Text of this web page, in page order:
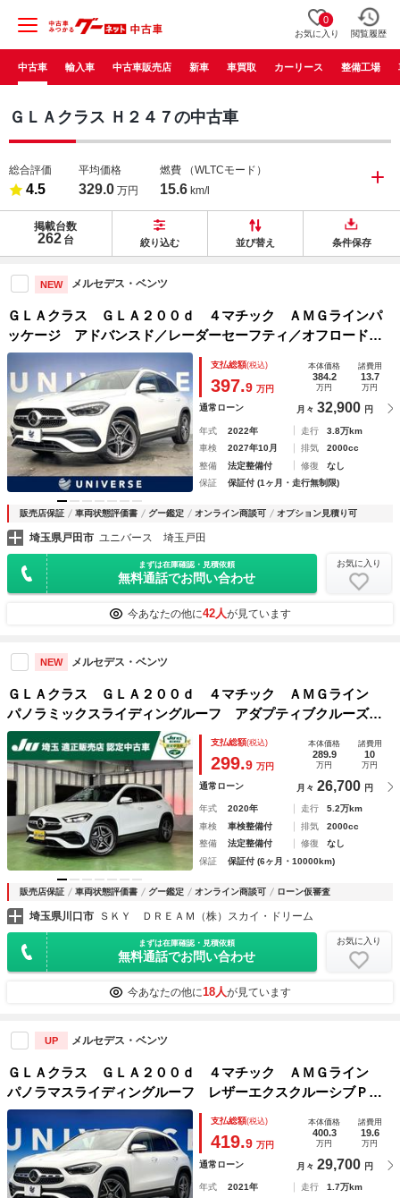
0
お気に入り 閲覧履歴
中古車 輸入車 中古車販売店 新車 車買取 カーリース 整備工場
ＧＬＡクラス Ｈ２４７の中古車
総合評価
4.5
平均価格
329.0 万円
燃費 （WLTCモード）
15.6 km/l
掲載台数
262 台 絞り込む 並び替え 条件保存
NEW メルセデス・ベンツ
ＧＬＡクラス ＧＬＡ２００ｄ ４マチック ＡＭＧラインパ
ッケージ アドバンスド／レーダーセーフティ／オフロードエ
ンジニアリングＰＫＧ サンルーフ 純正ナビ ３６０度カメ
ラ ＬＥＤライト 半革シート 電動リアゲート 純正１９
ＡＷ ハイビームアシスト パドルシフト
支払総額(税込)
397.9 万円
本体価格
384.2
万円
諸費用
13.7
万円
通常ローン 月々 32,900 円
年式 2022年 走行
3.8万km
車検
2027年10月 排気
2000cc
整備
法定整備付 修復
なし
保証
保証付 (1ヶ月・走行無制限)
販売店保証 車両状態評価書 グー鑑定 オンライン商談可 オプション見積り可
埼玉県戸田市 ユニバース 埼玉戸田
まずは在庫確認・見積依頼
無料通話でお問い合わせ
お気に入り
今あなたの他に42人が見ています
NEW メルセデス・ベンツ
ＧＬＡクラス ＧＬＡ２００ｄ ４マチック ＡＭＧライン
パノラミックスライディングルーフ アダプティブクルーズコ
ントロール ＬＥＤライト ハーフレザーシート １９ＡＷ
液晶メーター ナビ地デジ 全方位カメラ 電動リアゲート
ワイヤレス充電 ６か月保証付き
支払総額(税込)
299.9 万円
本体価格
289.9
万円
諸費用
10
万円
通常ローン 月々 26,700 円
年式 2020年 走行
5.2万km
車検
車検整備付 排気
2000cc
整備
法定整備付 修復
なし
保証
保証付 (6ヶ月・10000km)
販売店保証 車両状態評価書 グー鑑定 オンライン商談可 ローン仮審査
埼玉県川口市 ＳＫＹ ＤＲＥＡＭ（株）スカイ・ドリーム
まずは在庫確認・見積依頼
無料通話でお問い合わせ
お気に入り
今あなたの他に18人が見ています
UP メルセデス・ベンツ
ＧＬＡクラス ＧＬＡ２００ｄ ４マチック ＡＭＧライン
パノラマスライディングルーフ レザーエクスクルーシブＰＫ
Ｇ アドバンスドＰＫＧ ナビゲーションＰＫＧ フットトラ
ンクオープナー アンビエントライト アダプティブハイビー
ムアシストプラス 禁煙車
支払総額(税込)
419.9 万円
本体価格
400.3
万円
諸費用
19.6
万円
通常ローン 月々 29,700 円
年式 2021年 走行
1.7万km